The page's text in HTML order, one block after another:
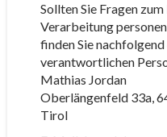
Sollten Sie Fragen
Verarbeitung
finden Sie
verantwortlichen
Mathias Jordan
Oberlängenfeld 33a,
Tirol